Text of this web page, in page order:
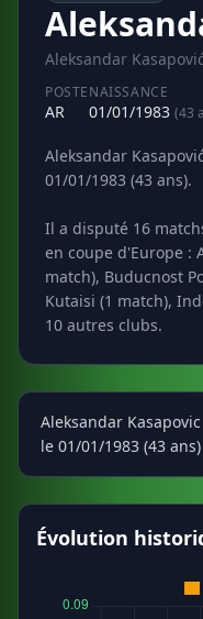
Aleksandar Kasapović
POSTE
AR
NAISSANCE
01/01/1983 (43
Aleksandar
01/01/1983 (43 ans).
Il a disputé 16
en coupe d'Europe :
match), Buducnost
Kutaisi (1 match),
10 autres clubs.
Aleksandar
le 01/01/1983 (43
Évolution